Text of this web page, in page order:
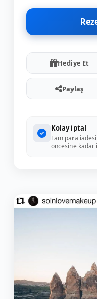
Hediye Et
Paylaş
Kolay iptal
Tam para
öncesine kadar